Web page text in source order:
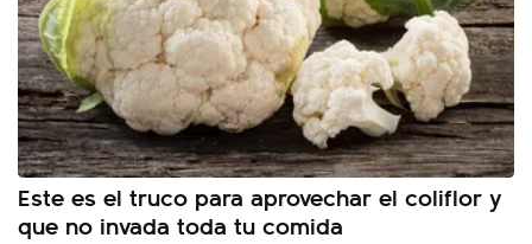
Este es el truco para aprovechar el coliflor y
que no invada toda tu comida